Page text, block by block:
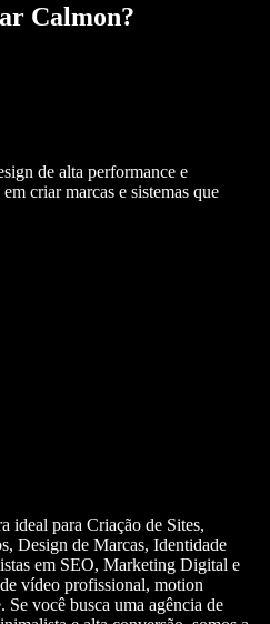
Calmon?
de alta performance e
criar marcas e sistemas que
ideal para Criação de Sites,
Design de Marcas, Identidade
em SEO, Marketing Digital e
vídeo profissional, motion
você busca uma agência de